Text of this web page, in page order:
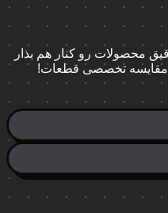
محصولات رو کنار هم بذار
مقایسه تخصصی قطعات!